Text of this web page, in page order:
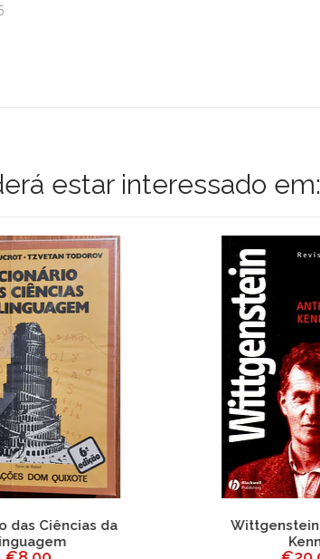
estar interessado em:
da
Wittgenstein - Anthony